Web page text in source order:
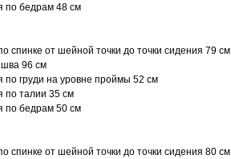
по бедрам 48 см
спинке от шейной точки до точки сидения 79 см
96 см
по груди на уровне проймы 52 см
по талии 35 см
по бедрам 50 см
спинке от шейной точки до точки сидения 80 см